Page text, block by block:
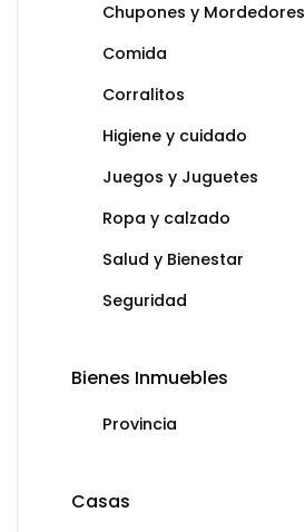
Chupones y Mordedores
Comida
Corralitos
Higiene y cuidado
Juegos y Juguetes
Ropa y calzado
Salud y Bienestar
Seguridad
Bienes Inmuebles
Provincia
Casas